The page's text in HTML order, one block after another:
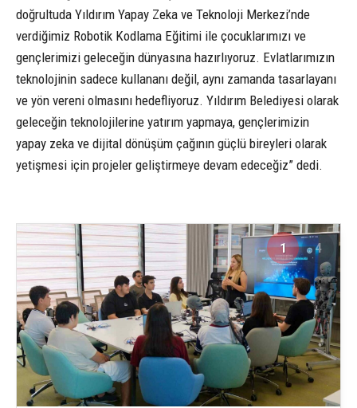
doğrultuda Yıldırım Yapay Zeka ve Teknoloji Merkezi’nde
verdiğimiz Robotik Kodlama Eğitimi ile çocuklarımızı ve
gençlerimizi geleceğin dünyasına hazırlıyoruz. Evlatlarımızın
teknolojinin sadece kullananı değil, aynı zamanda tasarlayanı
ve yön vereni olmasını hedefliyoruz. Yıldırım Belediyesi olarak
geleceğin teknolojilerine yatırım yapmaya, gençlerimizin
yapay zeka ve dijital dönüşüm çağının güçlü bireyleri olarak
yetişmesi için projeler geliştirmeye devam edeceğiz” dedi.
1 4